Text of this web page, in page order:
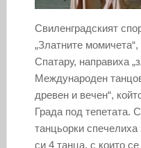
Свиленградският
„Златните
Спатару, направиха
Международен
древен и вечен“,
Града под тепетата.
танцьорки
си 4 танца, с които